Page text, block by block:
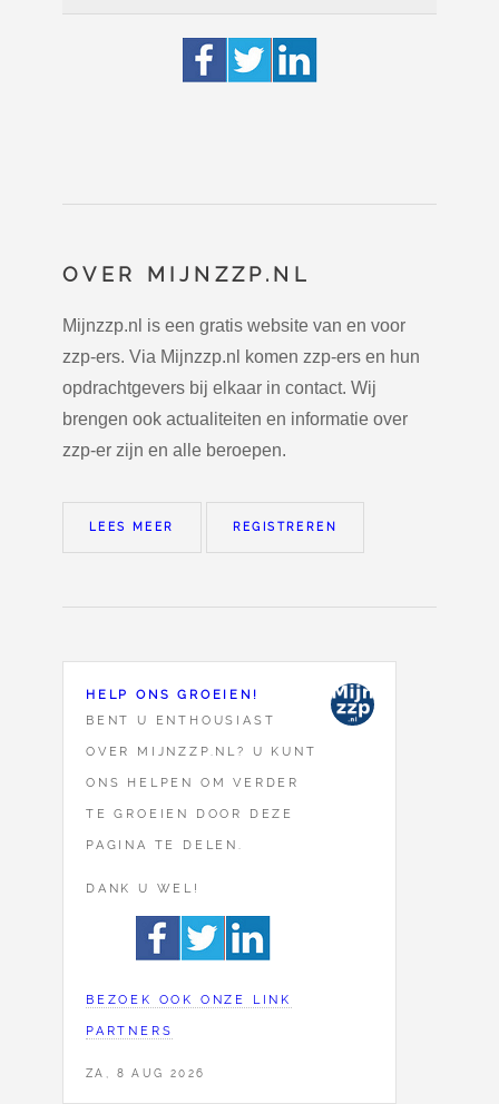
OVER MIJNZZP.NL
Mijnzzp.nl is een gratis website van en voor
zzp-ers. Via Mijnzzp.nl komen zzp-ers en hun
opdrachtgevers bij elkaar in contact. Wij
brengen ook actualiteiten en informatie over
zzp-er zijn en alle beroepen.
LEES MEER REGISTREREN
HELP ONS GROEIEN!
BENT U ENTHOUSIAST
OVER MIJNZZP.NL? U KUNT
ONS HELPEN OM VERDER
TE GROEIEN DOOR DEZE
PAGINA TE DELEN.
DANK U WEL!
BEZOEK OOK ONZE LINK
PARTNERS
ZA, 8 AUG 2026